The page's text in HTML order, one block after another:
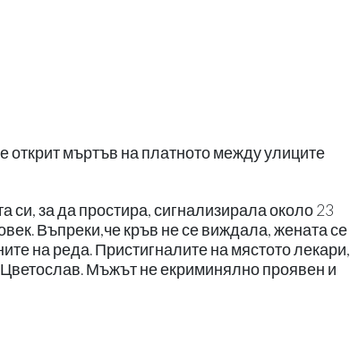
открит мъртъв на платното между улиците
си, за да простира, сигнализирала около 23
Въпреки,че кръв не се виждала, жената се
на реда. Пристигналите на мястото лекари,
Мъжът не екриминялно проявен и